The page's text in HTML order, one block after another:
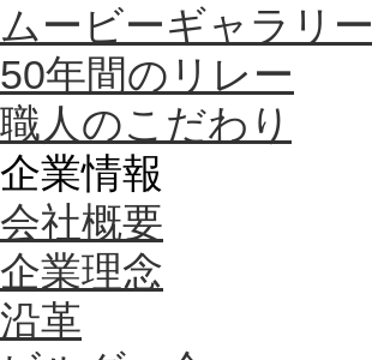
ムービーギャラリー
50年間のリレー
職人のこだわり
企業情報
会社概要
企業理念
沿革